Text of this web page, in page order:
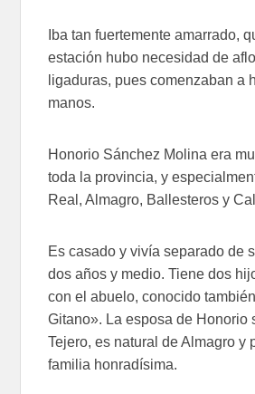
Iba tan fuertemente amarrado,
estación hubo necesidad de
ligaduras, pues comenzaban a
manos.
Honorio Sánchez Molina era
toda la provincia, y
Real, Almagro, Ballesteros y
Es casado y vivía separado de
dos años y medio. Tiene dos
con el abuelo, conocido
Gitano». La esposa de Honorio
Tejero, es natural de Almagro y
familia honradísima.